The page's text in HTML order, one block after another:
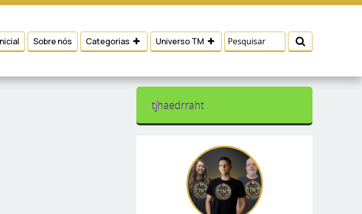
Sobre nós Categorias Universo TM
tjhaedrraht